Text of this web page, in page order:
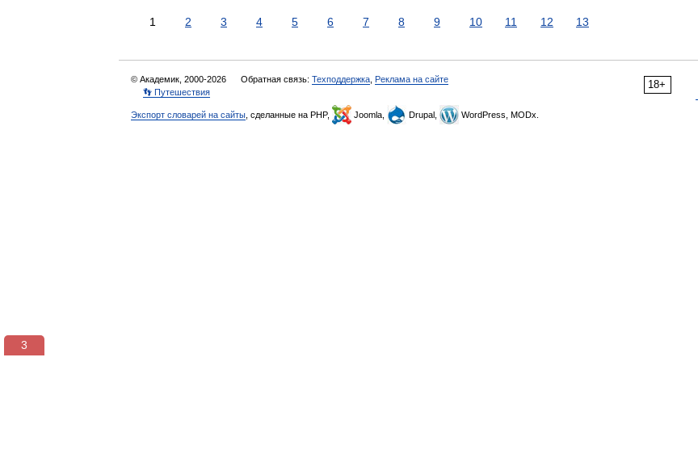
1 2 3 4 5 6 7 8 9 10 11 12 13
18+
© Академик, 2000-2026 Обратная связь: Техподдержка Реклама на сайте
👣 Путешествия
Экспорт словарей на сайты , сделанные на PHP, Joomla, Drupal, WordPress, MODx.
3